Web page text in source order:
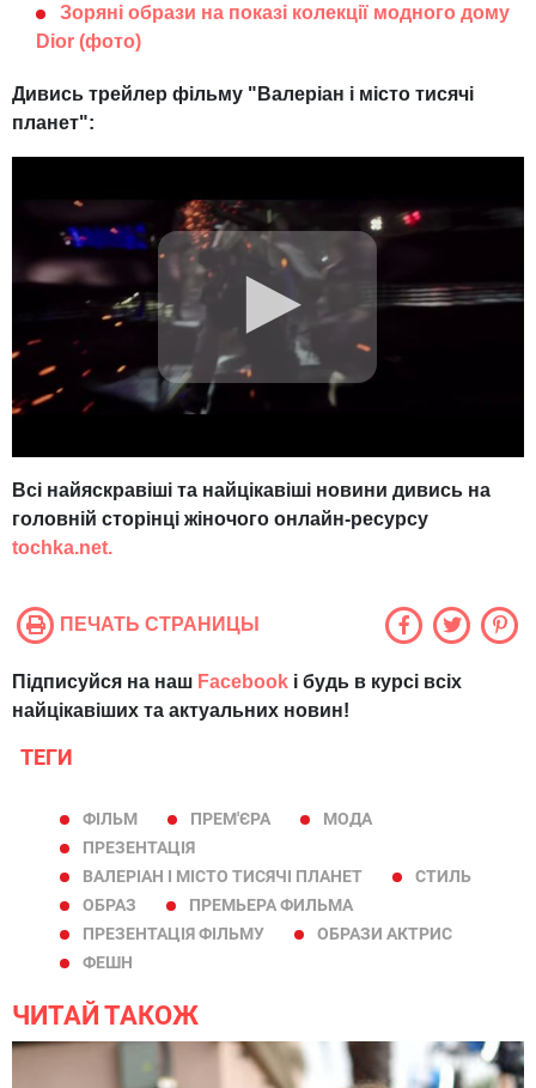
Зоряні образи на показі колекції модного дому
Dior (фото)
Дивись трейлер фільму "Валеріан і місто тисячі
планет":
Всі найяскравіші та найцікавіші новини дивись на
головній сторінці жіночого онлайн-ресурсу
tochka.net.
ПЕЧАТЬ СТРАНИЦЫ
Підписуйся на наш Facebook і будь в курсі всіх
найцікавіших та актуальних новин!
ТЕГИ
ФІЛЬМ ПРЕМ'ЄРА
МОДА
ПРЕЗЕНТАЦІЯ
ВАЛЕРІАН І МІСТО ТИСЯЧІ ПЛАНЕТ
СТИЛЬ
ОБРАЗ
ПРЕМЬЕРА ФИЛЬМА
ПРЕЗЕНТАЦІЯ ФІЛЬМУ
ОБРАЗИ АКТРИС
ФЕШН
ЧИТАЙ ТАКОЖ